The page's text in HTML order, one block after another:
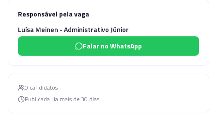
Responsável pela vaga
Luísa Meinen - Administrativo Júnior
Falar no WhatsApp
0 candidatos
Publicada Ha mais de 30 dias